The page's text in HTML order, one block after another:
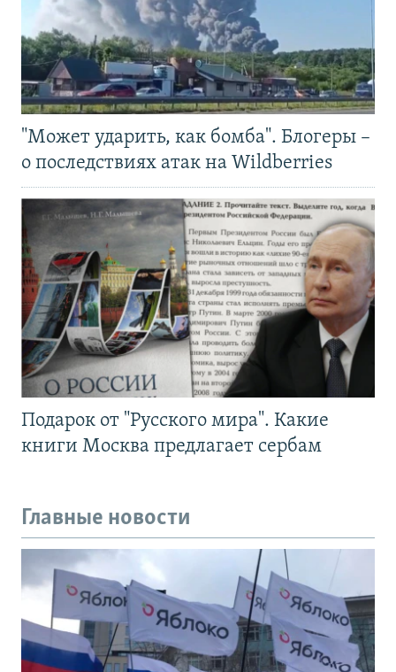
"Может ударить, как бомба". Блогеры –
о последствиях атак на Wildberries
Подарок от "Русского мира". Какие
книги Москва предлагает сербам
Главные новости